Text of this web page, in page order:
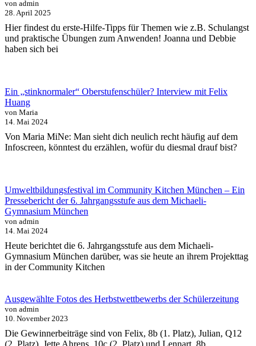
von admin
28. April 2025
Hier findest du erste-Hilfe-Tipps für Themen wie z.B. Schulangst
und praktische Übungen zum Anwenden! Joanna und Debbie
haben sich bei
Ein „stinknormaler“ Oberstufenschüler? Interview mit Felix
Huang
von Maria
14. Mai 2024
Von Maria MiNe: Man sieht dich neulich recht häufig auf dem
Infoscreen, könntest du erzählen, wofür du diesmal drauf bist?
Umweltbildungsfestival im Community Kitchen München – Ein
Pressebericht der 6. Jahrgangsstufe aus dem Michaeli-
Gymnasium München
von admin
14. Mai 2024
Heute berichtet die 6. Jahrgangsstufe aus dem Michaeli-
Gymnasium München darüber, was sie heute an ihrem Projekttag
in der Community Kitchen
Ausgewählte Fotos des Herbstwettbewerbs der Schülerzeitung
von admin
10. November 2023
Die Gewinnerbeiträge sind von Felix, 8b (1. Platz), Julian, Q12